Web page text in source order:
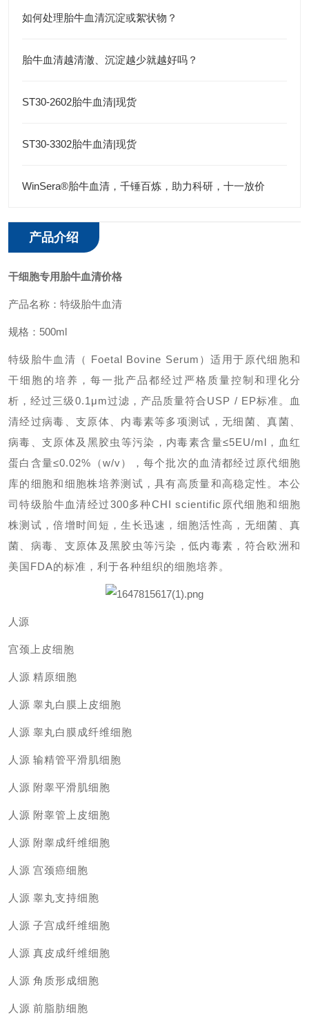
如何处理胎牛血清沉淀或絮状物？
胎牛血清越清澈、沉淀越少就越好吗？
ST30-2602胎牛血清|现货
ST30-3302胎牛血清|现货
WinSera®胎牛血清，千锤百炼，助力科研，十一放价
产品介绍
干细胞专用胎牛血清价格
产品名称：特级胎牛血清
规格： 500ml
特级胎牛血清 （ Foetal Bovine Serum ）适用于 原代细胞和
干细胞的培养 ， 每一批产品都经过严格质量控制和理化分
析，经过三级0.1μm过滤，产品质量符合USP / EP标准。血
清经过病毒、支原体、内毒素等多项测试，无细菌、真菌、
病毒、支原体及黑胶虫等污染，内毒素含量≤5EU/ml，血红
蛋白含量≤0.02%（w/v），每个批次的血清都经过原代细胞
库的细胞和细胞株培养测试，具有高质量和高稳定性。 本公
司特级胎牛血清经过300多种CHI scientific原代细胞和细胞
株测试，倍增时间短，生长迅速，细胞活性高，无细菌、真
菌、病毒、支原体及黑胶虫等污染，低内毒素，符合欧洲和
美国FDA的标准，利于各种组织的细胞培养。
人源
宫颈上皮细胞
人源 精原细胞
人源 睾丸白膜上皮细胞
人源 睾丸白膜成纤维细胞
人源 输精管平滑肌细胞
人源 附睾平滑肌细胞
人源 附睾管上皮细胞
人源 附睾成纤维细胞
人源 宫颈癌细胞
人源 睾丸支持细胞
人源 子宫成纤维细胞
人源 真皮成纤维细胞
人源 角质形成细胞
人源 前脂肪细胞